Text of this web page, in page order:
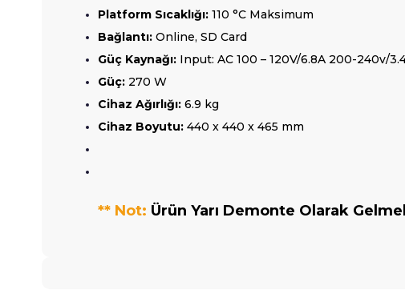
Platform Sıcaklığı: 110 °C Maksimum
Bağlantı: Online, SD Card
Güç Kaynağı: Input: AC 100 – 120V/6.8A 200-240v/
Güç: 270 W
Cihaz Ağırlığı: 6.9 kg
Cihaz Boyutu: 440 x 440 x 465 mm
** Not: Ürün Yarı Demonte Olarak